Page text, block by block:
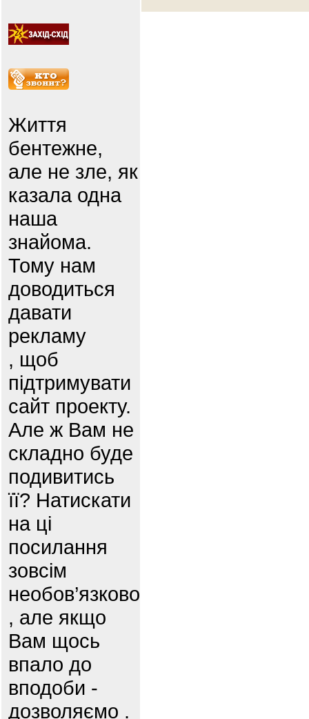
Життя
бентежне,
але не зле, як
казала одна
наша
знайома.
Тому нам
доводиться
давати
рекламу
, щоб
підтримувати
сайт проекту.
Але ж Вам не
складно буде
подивитись
її? Натискати
на ці
посилання
зовсім
необов’язково
, але якщо
Вам щось
впало до
вподоби -
дозволяємо .